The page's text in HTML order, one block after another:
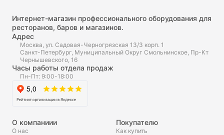
Интернет-магазин профессионального оборудования для
ресторанов, баров и магазинов.
Адрес
Москва, ул. Садовая-Черногрязская 13/3 корп. 1
Санкт-Петербург, Муниципальный Округ Смольнинское, Пр-Кт
Чернышевского, 16
Часы работы отдела продаж
Пн-Пт: 9:00-18:00
О компаниии
О нас
Покупателю
Как купить